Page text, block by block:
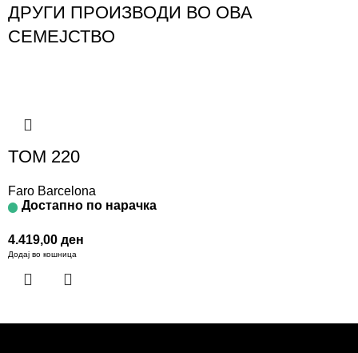
ДРУГИ ПРОИЗВОДИ ВО ОВА
СЕМЕЈСТВО
TOM 220
Faro Barcelona
Достапно по нарачка
4.419,00 ден
Додај во кошница